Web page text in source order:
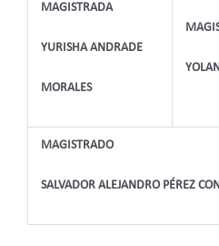
MAGISTRADA
YURISHA ANDRADE
MORALES
MAGISTRADO
SALVADOR ALEJANDRO PÉREZ